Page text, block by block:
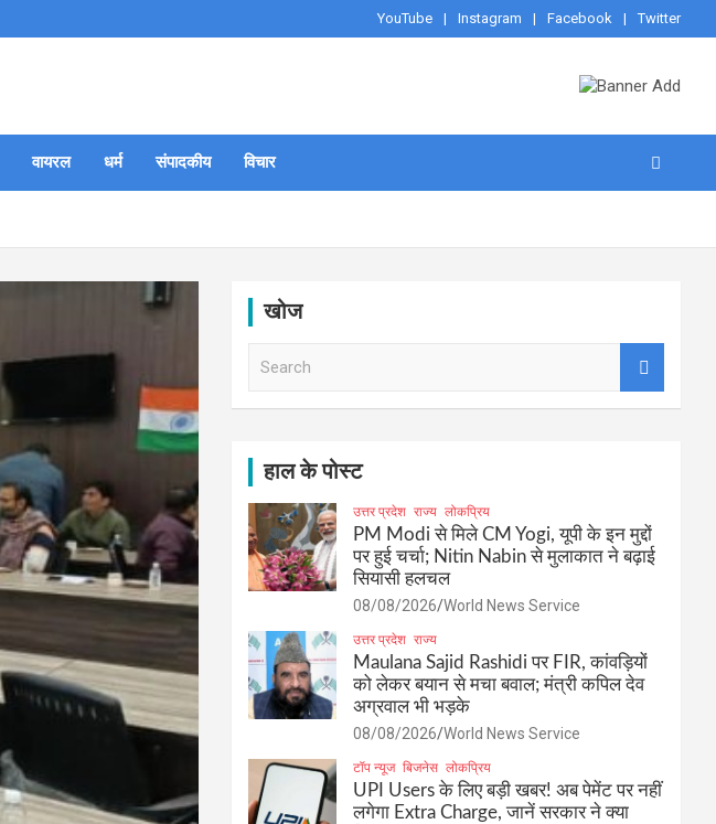
YouTube Instagram Facebook Twitter
वायरल धर्म संपादकीय विचार
खोज
हाल के पोस्ट
उत्तर प्रदेश राज्य लोकप्रिय
PM Modi से मिले CM Yogi, यूपी के इन मुद्दों
पर हुई चर्चा; Nitin Nabin से मुलाकात ने बढ़ाई
सियासी हलचल
08/08/2026 World News Service
उत्तर प्रदेश राज्य
Maulana Sajid Rashidi पर FIR, कांवड़ियों
को लेकर बयान से मचा बवाल; मंत्री कपिल देव
अग्रवाल भी भड़के
08/08/2026 World News Service
टॉप न्यूज बिजनेस लोकप्रिय
UPI Users के लिए बड़ी खबर! अब पेमेंट पर नहीं
लगेगा Extra Charge, जानें सरकार ने क्या